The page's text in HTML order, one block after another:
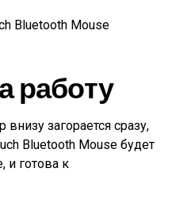
работу
загорается сразу,
Bluetooth Mouse будет
и готова к